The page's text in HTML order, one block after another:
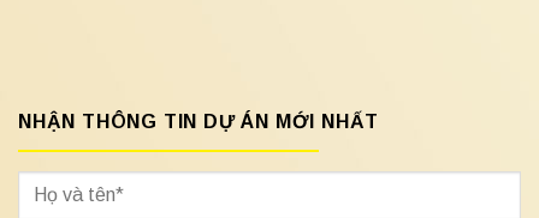
NHẬN THÔNG TIN DỰ ÁN MỚI NHẤT